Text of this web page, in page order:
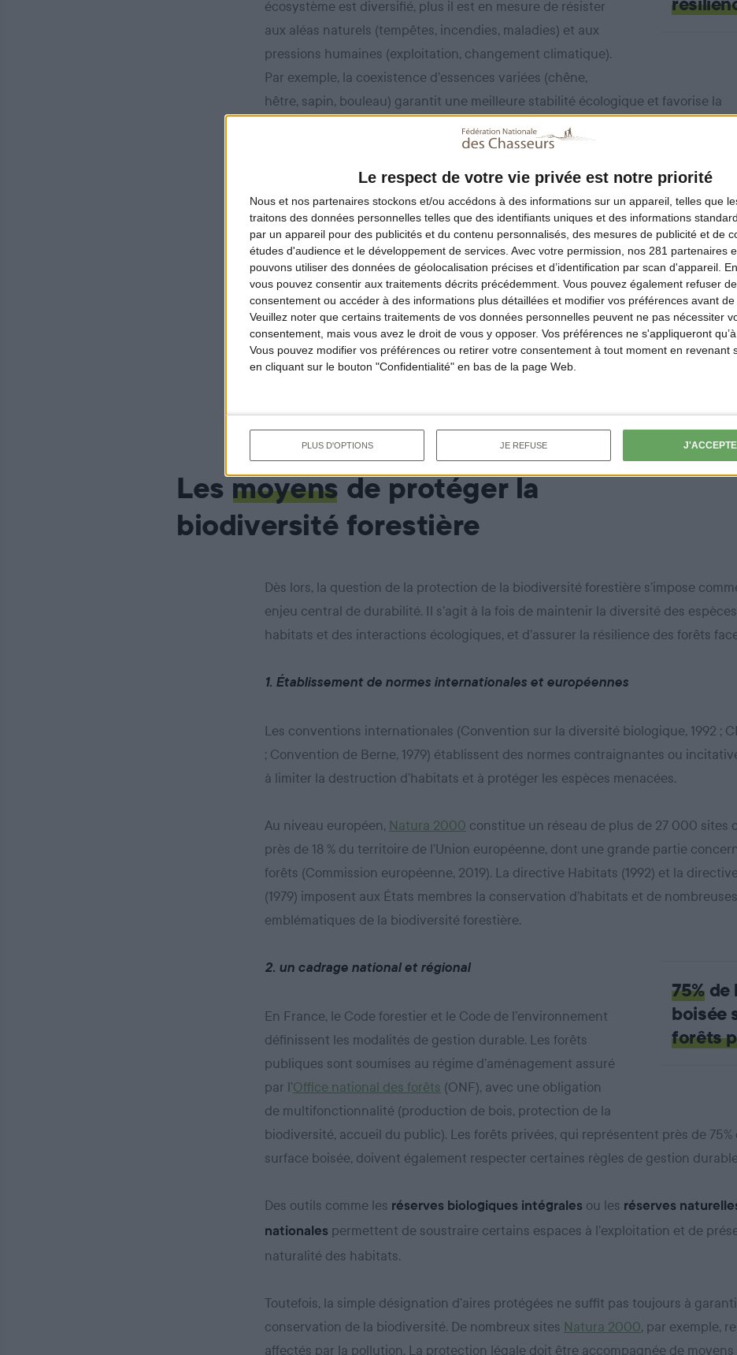
Le respect de votre vie privée est notre priorité
Nous et nos partenaires stockons et/ou accédons à des informations sur un appareil, telles que
traitons des données personnelles telles que des identifiants uniques et des informations
par un appareil pour des publicités et du contenu personnalisés, des mesures de publicité et de
études d'audience et le développement de services. Avec votre permission, nos 281 partenaires
pouvons utiliser des données de géolocalisation précises et d’identification par scan d'appareil.
vous pouvez consentir aux traitements décrits précédemment. Vous pouvez également refuser
consentement ou accéder à des informations plus détaillées et modifier vos préférences avant de
Veuillez noter que certains traitements de vos données personnelles peuvent ne pas nécessiter
consentement, mais vous avez le droit de vous y opposer. Vos préférences ne s'appliqueront
Vous pouvez modifier vos préférences ou retirer votre consentement à tout moment en revenant
en cliquant sur le bouton "Confidentialité" en bas de la page Web.
PLUS D'OPTIONS JE REFUSE J'ACCEPTE
écosystème est diversifié, plus il est en mesure de résister
aux aléas naturels (tempêtes, incendies, maladies) et aux
pressions humaines (exploitation, changement climatique).
Par exemple, la coexistence d’essences variées (chêne,
hêtre, sapin, bouleau) garantit une meilleure stabilité écologique et favorise la
régénération naturelle après une perturbation.
La
rôle
pour
2. Les services rendus aux sociétés humaines
Enfin, la biodiversité forestière joue un rôle fondamental
pour les sociétés. Elle assure la production de bois et de
ressources alimentaires, participe à larégulation du climat
par le stockage de carbone, contribue à la qualité de l’eau
et de l’air, et soutient de multiples activités culturelles ou
récréatives. Elle représente ainsi un patrimoine naturel et
cultureldont la préservation est essentielle non seulement pour la forêt elle-
Lesmoyensde protéger la
biodiversité forestière
Dès lors, la question de la protection de la biodiversité forestière s’impose
enjeu central de durabilité. Il s’agit à la fois de maintenir la diversité des
habitats et des interactions écologiques, et d’assurer la résilience des forêts
1. Établissement de normes internationales et européennes
Les conventions internationales (Convention sur la diversité biologique, 1992 ;
; Convention de Berne, 1979) établissent des normes contraignantes ou
à limiter la destruction d’habitats et à protéger les espèces menacées.
Au niveau européen, Natura 2000 constitue un réseau de plus de 27 000 sites
près de 18 % du territoire de l’Union européenne, dont une grande partie
forêts (Commission européenne, 2019). La directive Habitats (1992) et la
(1979) imposent aux États membres la conservation d’habitats et de
emblématiques de la biodiversité forestière.
75% de
boisée
forêts
2. un cadrage national et régional
En France, le Code forestier et le Code de l’environnement
définissent les modalités de gestion durable. Les forêts
publiques sont soumises au régime d’aménagement assuré
par l’Office national des forêts (ONF), avec une obligation
de multifonctionnalité (production de bois, protection de la
biodiversité, accueil du public). Les forêts privées, qui représentent près de 75%
surface boisée, doivent également respecter certaines règles de gestion
Des outils comme les réserves biologiques intégrales ou les réserves
nationales permettent de soustraire certains espaces à l’exploitation et de
naturalité des habitats.
Toutefois, la simple désignation d’aires protégées ne suffit pas toujours à
conservation de la biodiversité. De nombreux sites Natura 2000, par exemple,
affectés par la pollution. La protection légale doit être accompagnée de moyens